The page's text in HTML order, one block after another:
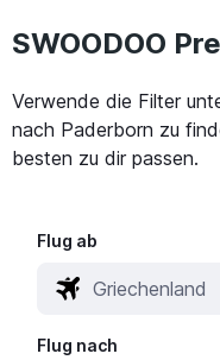
SWOODOO
Verwende die Filter
nach Paderborn zu
besten zu dir passen.
Flug ab
Flug nach